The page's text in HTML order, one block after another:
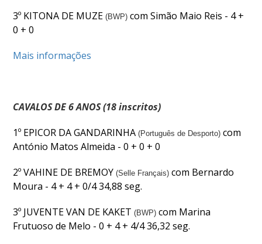
3º KITONA DE MUZE (BWP) com Simão Maio Reis - 4 +
0 + 0
Mais informações
CAVALOS DE 6 ANOS (18 inscritos)
1º EPICOR DA GANDARINHA (Português de Desporto) com
António Matos Almeida - 0 + 0 + 0
2º VAHINE DE BREMOY (Selle Français) com Bernardo
Moura - 4 + 4 + 0/4 34,88 seg.
3º JUVENTE VAN DE KAKET (BWP) com Marina
Frutuoso de Melo - 0 + 4 + 4/4 36,32 seg.